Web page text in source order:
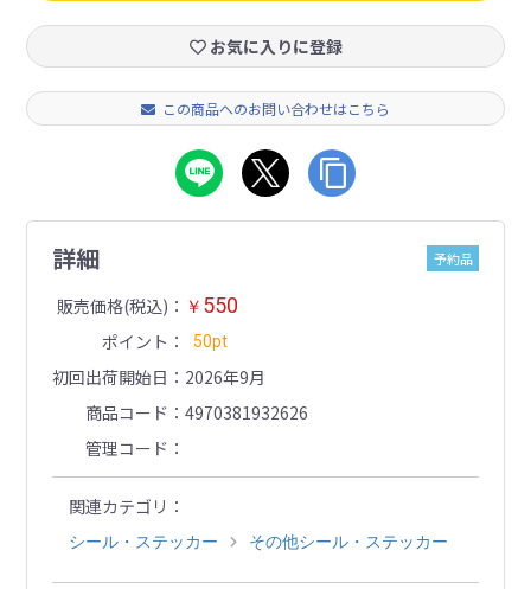
お気に入りに登録
この商品へのお問い合わせはこちら
詳細 予約品
販売価格(税込) ￥ 550
ポイント 50pt
初回出荷開始日
2026年9月
商品コード
4970381932626
管理コード
関連カテゴリ
シール・ステッカー その他シール・ステッカー